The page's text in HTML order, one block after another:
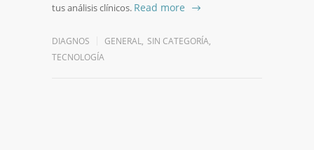
tus análisis clínicos. Read more
DIAGNOS GENERAL, SIN CATEGORÍA,
TECNOLOGÍA